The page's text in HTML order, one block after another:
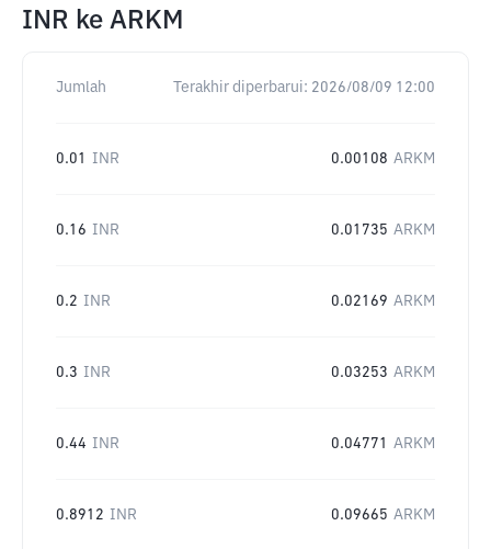
INR ke ARKM
Jumlah Terakhir diperbarui: 2026/08/09 12:00
0.01 INR 0.00108 ARKM
0.16 INR 0.01735 ARKM
0.2 INR 0.02169 ARKM
0.3 INR 0.03253 ARKM
0.44 INR 0.04771 ARKM
0.8912 INR 0.09665 ARKM